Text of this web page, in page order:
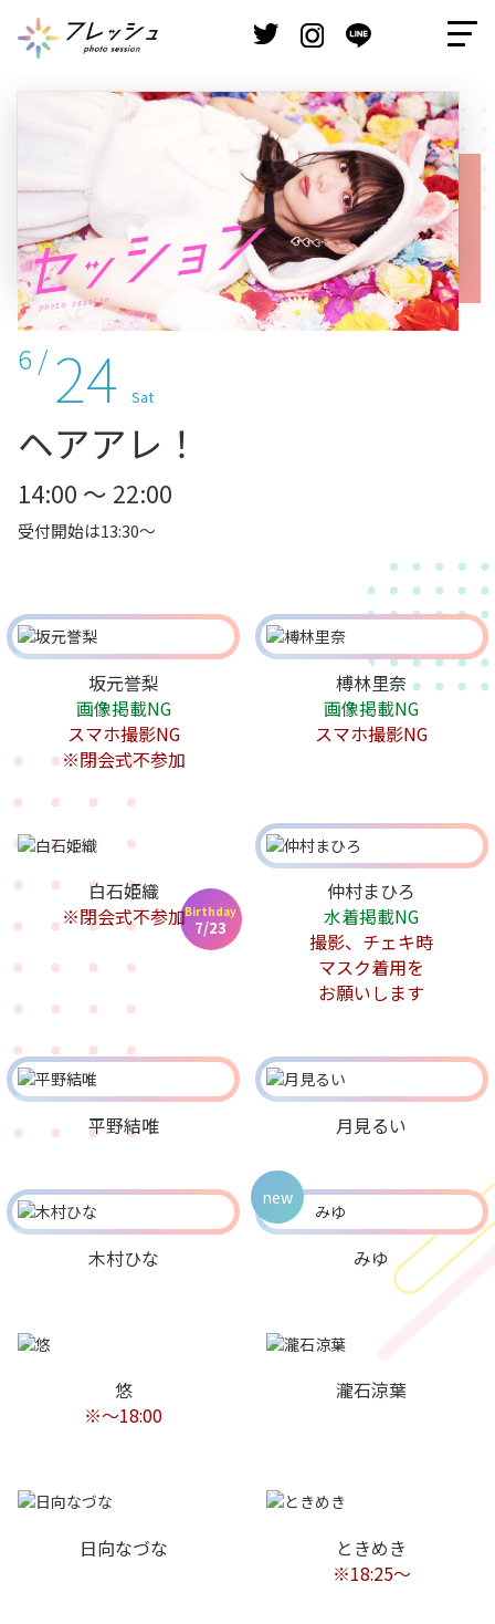
6 / 24 Sat
ヘアアレ！
14:00 ～ 22:00
受付開始は13:30～
坂元誉梨
画像掲載NG
スマホ撮影NG
※閉会式不参加
Birthday
7/23
榑林里奈
画像掲載NG
スマホ撮影NG
白石姫織
※閉会式不参加
仲村まひろ
水着掲載NG
撮影、チェキ時
マスク着用を
お願いします
平野結唯 月見るい
木村ひな みゆ
new
悠
※〜18:00
瀧石涼葉
日向なづな
ときめき
※18:25～